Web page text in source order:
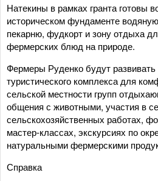
Натекины в рамках гранта готовы
историческом фундаменте
пекарню, фудкорт и зону отдыха
фермерских блюд на природе.
Фермеры Руденко будут развивать
туристического комплекса для
сельской местности групп
общения с животными, участия в
сельскохозяйственных работах,
мастер-классах, экскурсиях по
натуральными фермерскими
Справка